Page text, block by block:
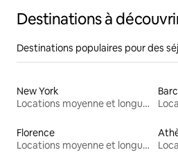
Destinations à
Destinations populaires pour des
New York
Locations moyenne et longue durée
Florence
Locations moyenne et longue durée